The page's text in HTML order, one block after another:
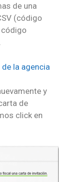
de una
(código
la agencia
y
de
click en